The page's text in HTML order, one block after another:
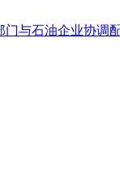
与石油企业协调